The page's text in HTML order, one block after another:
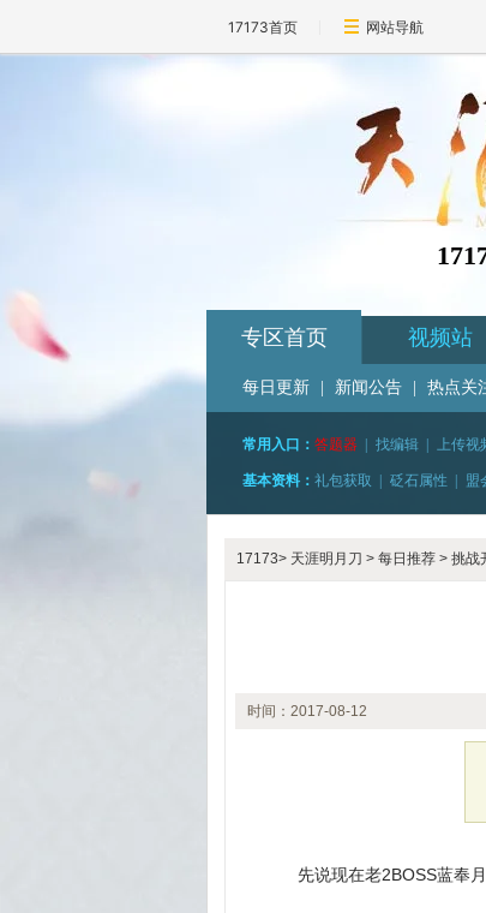
17173首页 网站导航
专区首页 视频站
每日更新 新闻公告 热点关
常用入口： 答题器 找编辑 上传视
基本资料： 礼包获取 砭石属性 盟
17173> 天涯明月刀 > 每日推荐 > 挑战
时间：2017-08-12
先说现在老2BOSS蓝奉